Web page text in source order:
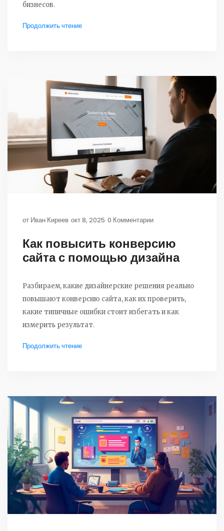
бизнесов.
Продолжить чтение
от Иван Киреев окт 8, 2025 0 Комментарии
Как повысить конверсию
сайта с помощью дизайна
Разбираем, какие дизайнерские решения реально
повышают конверсию сайта, как их проверить,
какие типичные ошибки стоит избегать и как
измерить результат.
Продолжить чтение